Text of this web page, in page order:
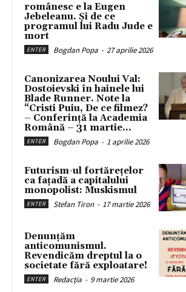
românesc e la Eugen
Jebeleanu. Și de ce
programul lui Radu Jude e
mort
ENTER Bogdan Popa - 27 aprilie 2026
Canonizarea Noului Val:
Dostoievski în hainele lui
Blade Runner. Note la
“Cristi Puiu, De ce filmez?
– Conferință la Academia
Română – 31 martie...
ENTER Bogdan Popa - 1 aprilie 2026
Futurism-ul fortărețelor
ca fațadă a capitalului
monopolist: Muskismul
ENTER Stefan Tiron - 17 martie 2026
Denunțăm
anticomunismul.
Revendicăm dreptul la o
societate fără exploatare!
ENTER Redacția - 9 martie 2026